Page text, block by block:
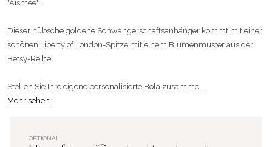
"Aismée".
Dieser hübsche goldene Schwangerschaftsanhänger kommt mit einer
schönen Liberty of London-Spitze mit einem Blumenmuster aus der
Betsy-Reihe.
Stellen Sie Ihre eigene personalisierte Bola zusamme ...
Mehr sehen
OPTIONAL